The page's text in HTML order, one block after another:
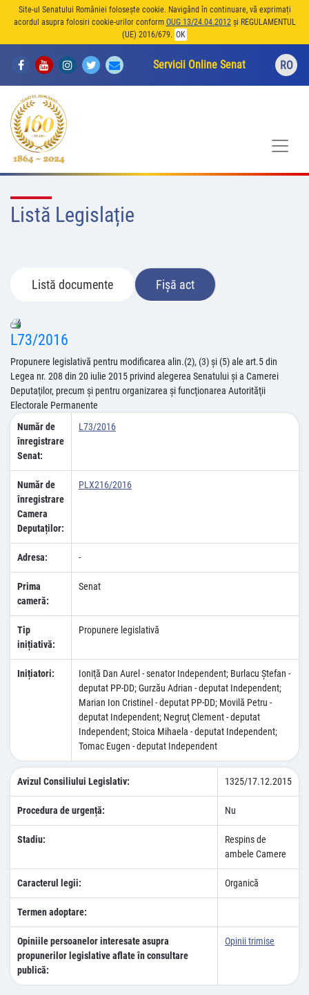
Site-ul Senatului României folosește cookie. Navigând în continuare, vă exprimați
acordul asupra folosiri cookie-urilor conform OUG 13/24.04.2012și REGULAMENTUL
(UE) 2016/679. OK
Servicii Online Senat RO
Listă Legislație
Listă documente Fișă act
L73/2016
Propunere legislativă pentru modificarea alin.(2), (3) şi (5) ale art.5 din
Legea nr. 208 din 20 iulie 2015 privind alegerea Senatului şi a Camerei
Deputaţilor, precum şi pentru organizarea şi funcţionarea Autorităţii
Electorale Permanente
Număr de
înregistrare
Senat:
L73/2016
Număr de
înregistrare
Camera
Deputaților:
PLX216/2016
Adresa: -
Prima
cameră:
Senat
Tip
inițiativă:
Propunere legislativă
Inițiatori:
Ioniţă Dan Aurel - senator Independent; Burlacu Ştefan -
deputat PP-DD; Gurzău Adrian - deputat Independent;
Marian Ion Cristinel - deputat PP-DD; Movilă Petru -
deputat Independent; Negruţ Clement - deputat
Independent; Stoica Mihaela - deputat Independent;
Tomac Eugen - deputat Independent
Avizul Consiliului Legislativ: 1325/17.12.2015
Procedura de urgență: Nu
Stadiu:
Respins de
ambele Camere
Caracterul legii: Organică
Termen adoptare:
Opiniile persoanelor interesate asupra
propunerilor legislative aflate în consultare
publică:
Opinii trimise